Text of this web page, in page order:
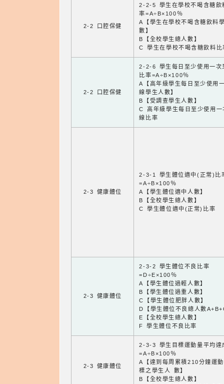
2-2 口腔保健
2-2-5 學生在學校不喝含糖飲
率=A÷B×100％
A【學生在學校不喝含糖飲料
數】
B【全校學生總人數】
C 學生在學校不喝含糖飲料比
2-2 口腔保健
2-2-6 學生每日至少使用一次
比率=A÷B×100％
A【高年級學生每日至少使用
線學生人數】
B【受調查學生人數】
C 高年級學生每日至少使用一
線比率
2-3 健康體位
2-3-1 學生體位適中(正常)比
=A÷B×100％
A【學生體位適中人數】
B【全校學生總人數】
C 學生體位適中(正常)比率
2-3 健康體位
2-3-2 學生體位不良比率
=D÷E×100％
A【學生體位過輕人數】
B【學生體位過重人數】
C【學生體位肥胖人數】
D【學生體位不良總人數
E【全校學生總人數】
F 學生體位不良比率
2-3 健康體位
2-3-3 學生目標運動量平均達
=A÷B×100％
A【達到每周累積210分鐘運
標之學生人 數】
B【全校學生總人數】